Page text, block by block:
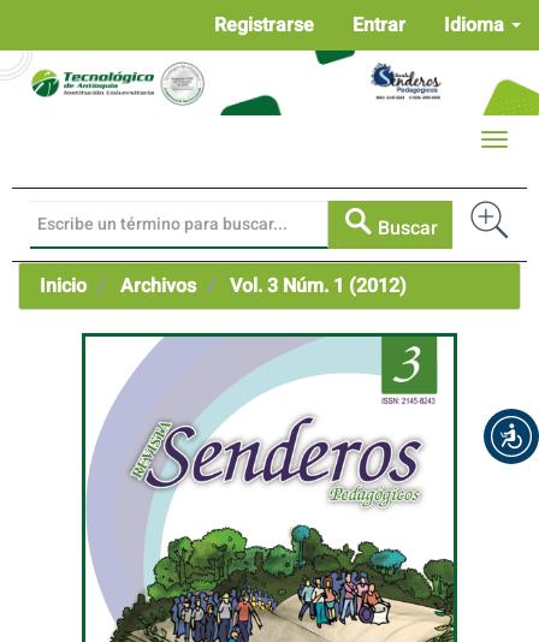
Contenido
principal
Idioma
Registrarse Entrar
Buscar
Toggle
Inicio Archivos Vol. 3 Núm. 1 (2012)